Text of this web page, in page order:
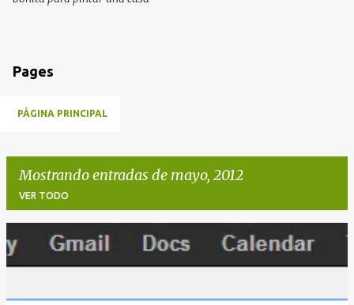
Pages
PÁGINA PRINCIPAL
Mostrando entradas de mayo, 2012
VER TODO
E
n
t